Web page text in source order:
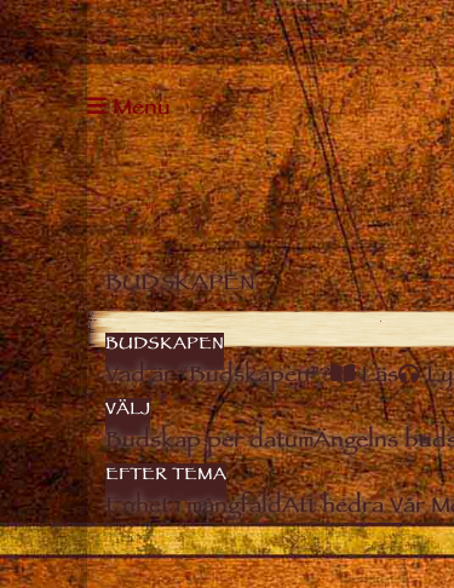
Menu
BUDSKAPEN
BUDSKAPEN
Vad är “Budskapen”? Läs
VÄLJ
Budskap per datumÄngelns
EFTER TEMA
Enhet i mångfaldAtt hedra Vår